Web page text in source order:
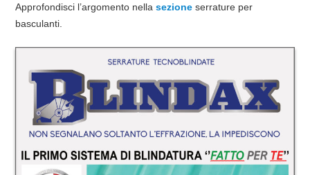
Approfondisci l’argomento nella sezioneserrature per
basculanti.